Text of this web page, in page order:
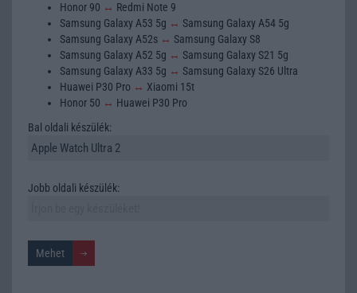
Honor 90 ↔ Redmi Note 9
Samsung Galaxy A53 5g ↔ Samsung Galaxy A54 5g
Samsung Galaxy A52s ↔ Samsung Galaxy S8
Samsung Galaxy A52 5g ↔ Samsung Galaxy S21 5g
Samsung Galaxy A33 5g ↔ Samsung Galaxy S26 Ultra
Huawei P30 Pro ↔ Xiaomi 15t
Honor 50 ↔ Huawei P30 Pro
Bal oldali készülék:
Jobb oldali készülék: